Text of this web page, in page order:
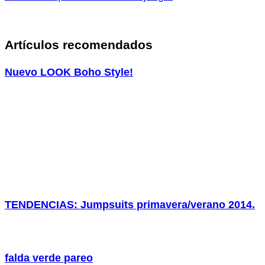
Artículos recomendados
Nuevo LOOK Boho Style!
TENDENCIAS: Jumpsuits primavera/verano 2014.
falda verde pareo